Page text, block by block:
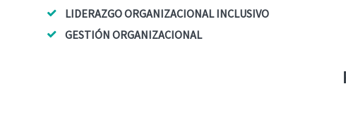
LIDERAZGO ORGANIZACIONAL INCLUSIVO
GESTIÓN ORGANIZACIONAL